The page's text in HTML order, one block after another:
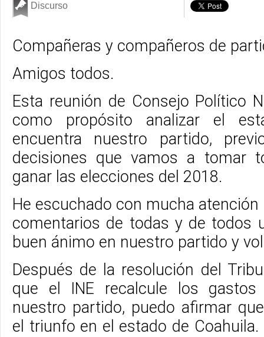
Discurso
Compañeras y compañeros de
Amigos todos.
Esta reunión de Consejo Político
como propósito analizar el
encuentra nuestro partido,
decisiones que vamos a tomar
ganar las elecciones del 2018.
He escuchado con mucha
comentarios de todas y de todos
buen ánimo en nuestro partido y
Después de la resolución del
que el INE recalcule los
nuestro partido, puedo afirmar
el triunfo en el estado de